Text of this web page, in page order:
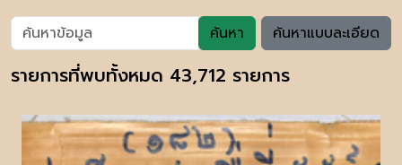
ค้นหา ค้นหาแบบละเอียด
รายการที่พบทั้งหมด 43,712 รายการ